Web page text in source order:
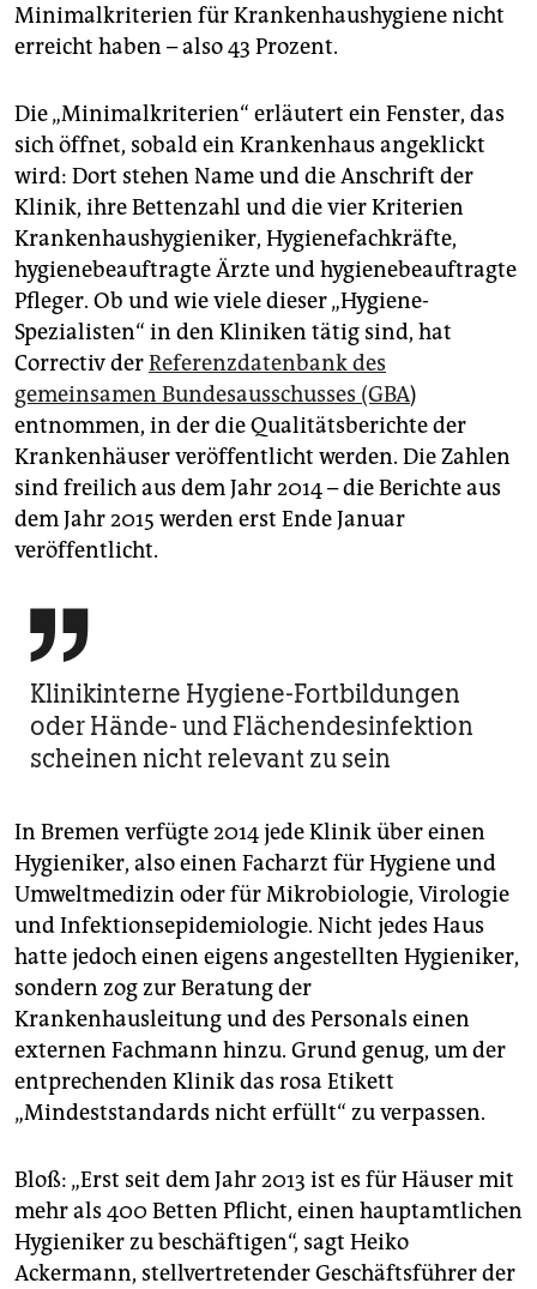
Minimalkriterien für Krankenhaushygiene nicht
erreicht haben – also 43 Prozent.
Die „Minimalkriterien“ erläutert ein Fenster, das
sich öffnet, sobald ein Krankenhaus angeklickt
wird: Dort stehen Name und die Anschrift der
Klinik, ihre Bettenzahl und die vier Kriterien
Krankenhaushygieniker, Hygienefachkräfte,
hygienebeauftragte Ärzte und hygienebeauftragte
Pfleger. Ob und wie viele dieser „Hygiene-
Spezialisten“ in den Kliniken tätig sind, hat
Correctiv derReferenzdatenbank des
gemeinsamen Bundesausschusses (GBA)
entnommen, in der die Qualitätsberichte der
Krankenhäuser veröffentlicht werden. Die Zahlen
sind freilich aus dem Jahr 2014 – die Berichte aus
dem Jahr 2015 werden erst Ende Januar
veröffentlicht.

Klinikinterne Hygiene-Fortbildungen
oder Hände- und Flächendesinfektion
scheinen nicht relevant zu sein
In Bremen verfügte 2014 jede Klinik über einen
Hygieniker, also einen Facharzt für Hygiene und
Umweltmedizin oder für Mikrobiologie, Virologie
und Infektionsepidemiologie. Nicht jedes Haus
hatte jedoch einen eigens angestellten Hygieniker,
sondern zog zur Beratung der
Krankenhausleitung und des Personals einen
externen Fachmann hinzu. Grund genug, um der
entprechenden Klinik das rosa Etikett
„Mindeststandards nicht erfüllt“ zu verpassen.
Bloß: „Erst seit dem Jahr 2013 ist es für Häuser mit
mehr als 400 Betten Pflicht, einen hauptamtlichen
Hygieniker zu beschäftigen“, sagt Heiko
Ackermann, stellvertretender Geschäftsführer der